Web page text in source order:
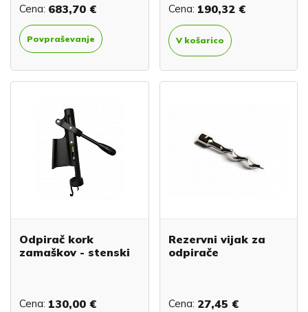
Cena: 683,70 €
Povpraševanje
Cena: 190,32 €
V košarico
Odpirač kork
zamaškov - stenski
Cena: 130,00 €
Rezervni vijak za
odpirače
Cena: 27,45 €